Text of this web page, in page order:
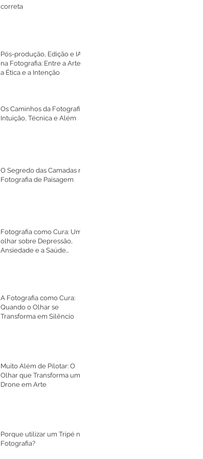
correta
Pós-produção, Edição e IA
na Fotografia: Entre a Arte,
a Ética e a Intenção
Os Caminhos da Fotografia:
Intuição, Técnica e Além
O Segredo das Camadas na
Fotografia de Paisagem
Fotografia como Cura: Um
olhar sobre Depressão,
Ansiedade e a Saúde
A Fotografia como Cura:
Quando o Olhar se
Transforma em Silêncio
Muito Além de Pilotar: O
Olhar que Transforma um
Drone em Arte
Porque utilizar um Tripé na
Fotografia?